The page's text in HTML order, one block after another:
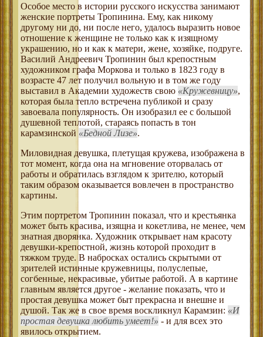
Особое место в истории русского искусства занимают
женские портреты Тропинина. Ему, как никому
другому ни до, ни после него, удалось выразить новое
отношение к женщине не только как к изящному
украшению, но и как к матери, жене, хозяйке, подруге.
Василий Андреевич Тропинин был крепостным
художником графа Моркова и только в 1823 году в
возрасте 47 лет получил вольную и в том же году
выставил в Академии художеств свою
Кружевницу ,
которая была тепло встречена публикой и сразу
завоевала популярность. Он изобразил ее с большой
душевной теплотой, стараясь попасть в тон
карамзинской
Бедной Лизе .
Миловидная девушка, плетущая кружева, изображена в
тот момент, когда она на мгновение оторвалась от
работы и обратилась взглядом к зрителю, который
таким образом оказывается вовлечен в пространство
картины.
Этим портретом Тропинин показал, что и крестьянка
может быть красива, изящна и кокетлива, не менее, чем
знатная дворянка. Художник открывает нам красоту
девушки-крепостной, жизнь которой проходит в
тяжком труде. В набросках остались скрытыми от
зрителей истинные кружевницы, полуслепые,
согбенные, некрасивые, убитые работой. А в картине
главным является другое - желание показать, что и
простая девушка может быт прекрасна и внешне и
душой. Так же в свое время воскликнул Карамзин:
И
простая девушка любить умеет!
- и для всех это
явилось открытием.